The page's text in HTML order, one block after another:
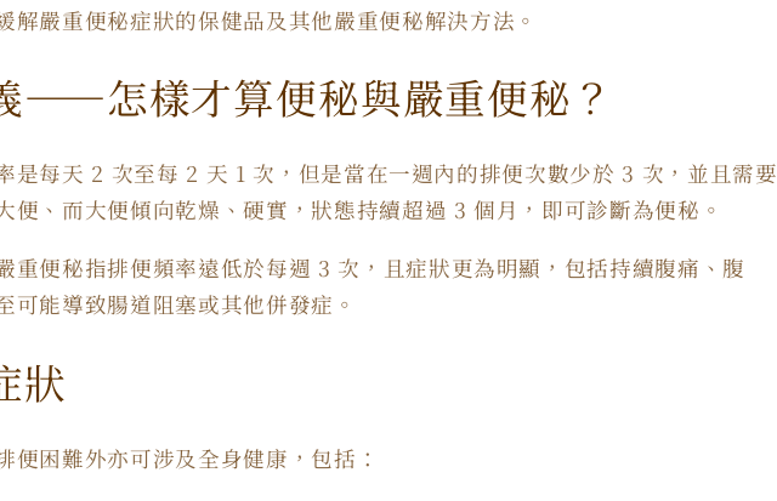
解嚴重便秘症狀的保健品及其他嚴重便秘解決方法。
——怎樣才算便秘與嚴重便秘？
是每天 2 次至每 2 天 1 次，但是當在一週內的排便次數少於 3 次，並且需要
便、而大便傾向乾燥、硬實，狀態持續超過 3 個月，即可診斷為便秘。
重便秘指排便頻率遠低於每週 3 次，且症狀更為明顯，包括持續腹痛、腹
可能導致腸道阻塞或其他併發症。
狀
便困難外亦可涉及全身健康，包括：